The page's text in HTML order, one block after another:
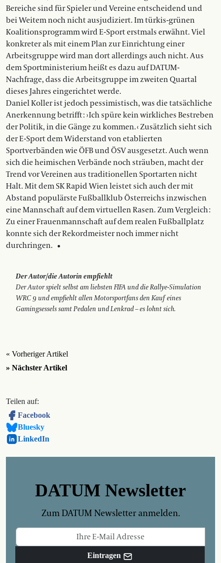
Bereiche sind für Spieler und Vereine entscheidend und
bei Weitem noch nicht ausjudiziert. Im türkis-grünen
Koalitionsprogramm wird E-Sport erstmals erwähnt. Viel
konkreter als mit einem Plan zur Einrichtung einer
Arbeitsgruppe wird man dort allerdings auch nicht. Aus
dem Sportministerium heißt es dazu auf DATUM-
Nachfrage, dass die Arbeitsgruppe im zweiten Quartal
dieses Jahres eingerichtet werde.
Daniel Koller ist jedoch pessimistisch, was die tatsächliche
Anerkennung betrifft : › Ich spüre kein wirkliches Bestreben
der Politik, in die Gänge zu kommen. ‹ Zusätzlich sieht sich
der E-Sport dem Widerstand von etablierten
Sportverbänden wie ÖFB und ÖSV ausgesetzt. Auch wenn
sich die heimischen Verbände noch sträuben, macht der
Trend vor Vereinen aus traditionellen Sportarten nicht
Halt. Mit dem SK Rapid Wien leistet sich auch der mit
Abstand populärste Fußballklub Österreichs inzwischen
eine Mannschaft auf dem virtuellen Rasen. Zum Vergleich :
Zu einer Frauenmannschaft auf dem realen Fußballplatz
konnte sich der Rekordmeister noch immer nicht
durchringen. •
Der Autor/die Autorin empfiehlt
Der Autor spielt selbst am liebsten FIFA und die Rallye-Simulation
WRC 9 und empfiehlt allen Motorsportfans den Kauf eines
Gamingsessels samt Pedalen und Lenkrad – es lohnt sich.
« Vorheriger Artikel
» Nächster Artikel
Teilen auf:
Facebook
Bluesky
LinkedIn
DATUM Newsletter
Zum DATUM Newsletter anmelden.
Eintragen